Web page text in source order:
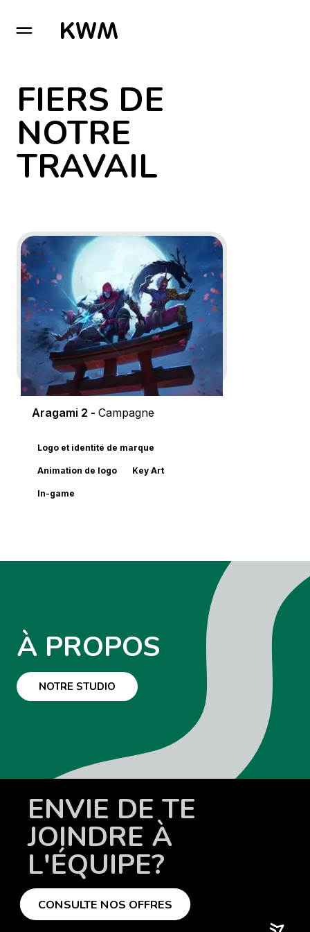
GO TO HOMEPAGE
FIERS DE
NOTRE
TRAVAIL
Go to project Aragami 2
Aragami 2 - Campagne
Logo et identité de marque
Animation de logo Key Art
In-game
À PROPOS
NOTRE STUDIO
ENVIE DE TE
JOINDRE À
L'ÉQUIPE?
CONSULTE NOS OFFRES